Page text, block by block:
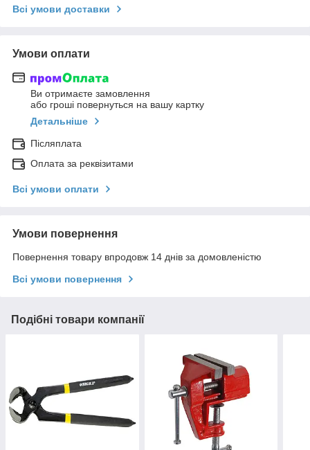
Всі умови доставки
Умови оплати
Ви отримаєте замовлення
або гроші повернуться на вашу картку
Детальніше
Післяплата
Оплата за реквізитами
Всі умови оплати
Умови повернення
Повернення товару впродовж 14 днів за домовленістю
Всі умови повернення
Подібні товари компанії